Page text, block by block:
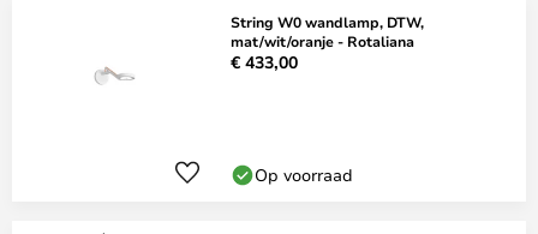
String W0 wandlamp, DTW,
mat/wit/oranje - Rotaliana
€ 433,00
Op voorraad